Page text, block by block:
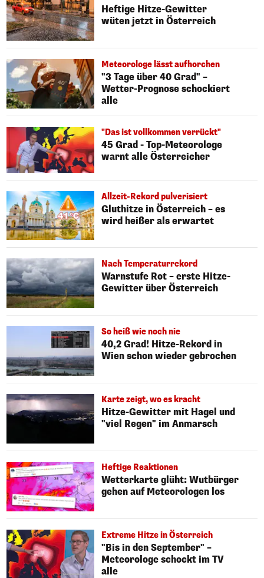
Heftige Hitze-Gewitter
wüten jetzt in Österreich
Meteorologe lässt aufhorchen
"3 Tage über 40 Grad" –
Wetter-Prognose schockiert
alle
"Das ist vollkommen verrückt"
45 Grad - Top-Meteorologe
warnt alle Österreicher
Allzeit-Rekord pulverisiert
Gluthitze in Österreich – es
wird heißer als erwartet
Nach Temperaturrekord
Warnstufe Rot – erste Hitze-
Gewitter über Österreich
So heiß wie noch nie
40,2 Grad! Hitze-Rekord in
Wien schon wieder gebrochen
Karte zeigt, wo es kracht
Hitze-Gewitter mit Hagel und
"viel Regen" im Anmarsch
Heftige Reaktionen
Wetterkarte glüht: Wutbürger
gehen auf Meteorologen los
Extreme Hitze in Österreich
"Bis in den September" –
Meteorologe schockt im TV
alle